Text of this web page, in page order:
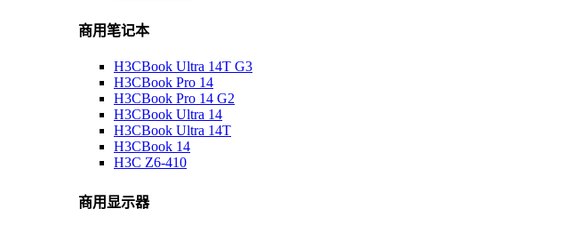
商用笔记本
H3CBook Ultra 14T G3
H3CBook Pro 14
H3CBook Pro 14 G2
H3CBook Ultra 14
H3CBook Ultra 14T
H3CBook 14
H3C Z6-410
商用显示器